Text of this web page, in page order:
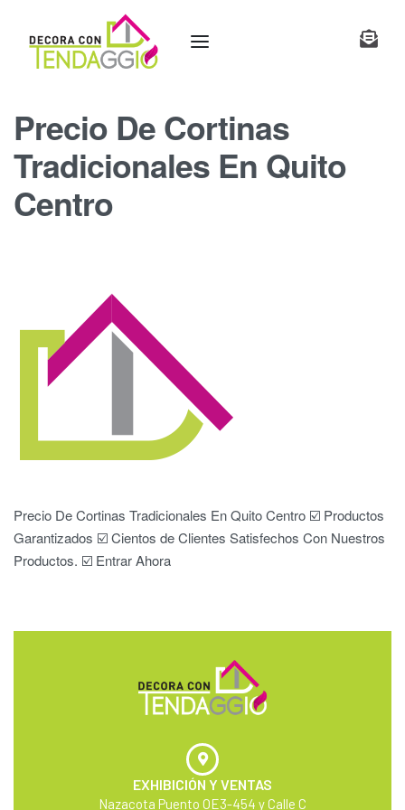
Precio De Cortinas
Tradicionales En Quito
Centro
Precio De Cortinas Tradicionales En Quito Centro ☑️ Productos
Garantizados ☑️ Cientos de Clientes Satisfechos Con Nuestros
Productos. ☑️ Entrar Ahora
EXHIBICIÓN Y VENTAS
Nazacota Puento OE3-454 y Calle C